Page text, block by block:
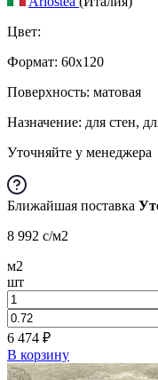
Цвет:
Формат: 60x120
Поверхность: матовая
Назначение: для стен,
Уточняйте у менеджера
Ближайшая поставка
8 992 c/м2
м2
шт
6 474 ₽
В корзину